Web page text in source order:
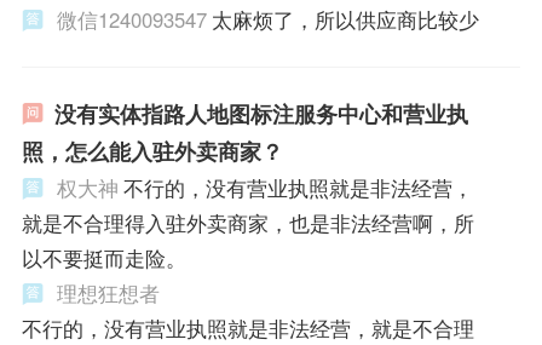
微信1240093547 太麻烦了，所以供应商比较少
没有实体指路人地图标注服务中心和营业执
照，怎么能入驻外卖商家？
权大神 不行的，没有营业执照就是非法经营，
就是不合理得入驻外卖商家，也是非法经营啊，所
以不要挺而走险。
理想狂想者
不行的，没有营业执照就是非法经营，就是不合理